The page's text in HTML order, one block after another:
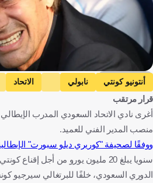
Getty Images
أنتونيو كونتي نابولي الاتحاد
الدوري الإيطالي
قرار مرتقب
أغرى نادي الاتحاد السعودي المدرب الإيطالي
منصب المدير الفني للعميد.
ووفقًا لصحيفة "كوريري ديلو سبورت"
سنويا يبلغ 20 مليون يورو من أجل
الدوري السعودي، خلفًا للبرتغالي سيرجيو